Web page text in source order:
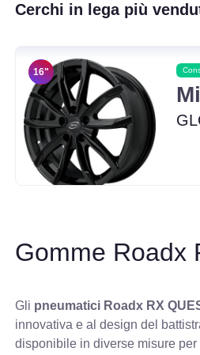
Cerchi in lega più
16"
Gomme Roadx
Gli pneumatici Roadx RX
innovativa e al design del
disponibile in diverse misure